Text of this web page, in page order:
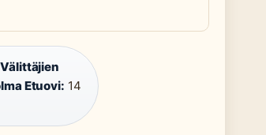
Välittäjien
Etuovi: 14